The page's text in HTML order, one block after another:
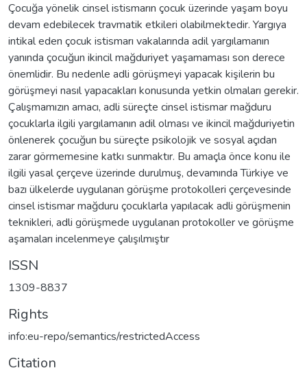
Çocuğa yönelik cinsel istismarın çocuk üzerinde yaşam boyu
devam edebilecek travmatik etkileri olabilmektedir. Yargıya
intikal eden çocuk istismarı vakalarında adil yargılamanın
yanında çocuğun ikincil mağduriyet yaşamaması son derece
önemlidir. Bu nedenle adli görüşmeyi yapacak kişilerin bu
görüşmeyi nasıl yapacakları konusunda yetkin olmaları gerekir.
Çalışmamızın amacı, adli süreçte cinsel istismar mağduru
çocuklarla ilgili yargılamanın adil olması ve ikincil mağduriyetin
önlenerek çocuğun bu süreçte psikolojik ve sosyal açıdan
zarar görmemesine katkı sunmaktır. Bu amaçla önce konu ile
ilgili yasal çerçeve üzerinde durulmuş, devamında Türkiye ve
bazı ülkelerde uygulanan görüşme protokolleri çerçevesinde
cinsel istismar mağduru çocuklarla yapılacak adli görüşmenin
teknikleri, adli görüşmede uygulanan protokoller ve görüşme
aşamaları incelenmeye çalışılmıştır
ISSN
1309-8837
Rights
info:eu-repo/semantics/restrictedAccess
Citation